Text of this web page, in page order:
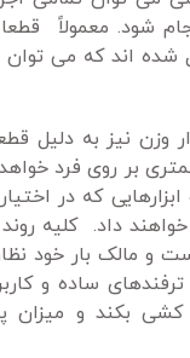
شود. معمولاً
اند که می توان
وزن نیز به دلیل
بر روی فرد خواهد
که در اختیار
داد. کلیه روند
و مالک بار خود
ترفندهای ساده و
کشی بکند و میزان